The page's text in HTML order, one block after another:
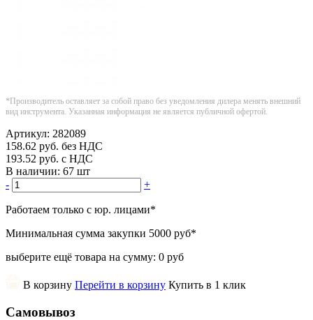
*Производитель оставляет за собой право без уведомления дилера менять внешний
вид инструмента. Указанная информация не является публичной офертой.
Артикул: 282089
158.62 руб. без НДС
193.52 руб. с НДС
В наличии: 67 шт
-
+
Работаем только с юр. лицами*
Минимальная сумма закупки 5000 руб*
выберите ещё товара на сумму: 0 руб
В корзину Перейти в корзину Купить в 1 клик
Самовывоз